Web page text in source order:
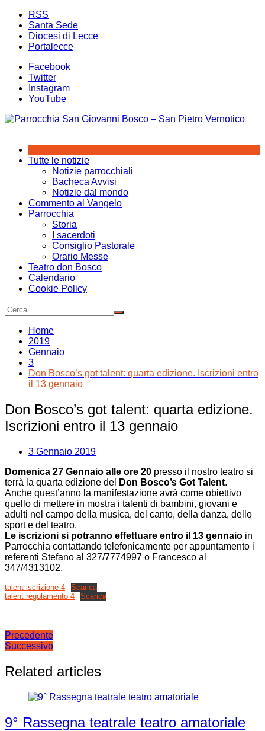
Salta
contenuto
RSS
Santa Sede
Diocesi di Lecce
Portalecce
Facebook
Twitter
Instagram
YouTube
Tutte le notizie
Notizie parrocchiali
Bacheca Avvisi
Notizie dal mondo
Commento al Vangelo
Parrocchia
Storia
I sacerdoti
Consiglio Pastorale
Orario Messe
Teatro don Bosco
Calendario
Cookie Policy
Home
2019
Gennaio
3
Don Bosco’s got talent: quarta edizione. Iscrizioni entro
il 13 gennaio
Don Bosco’s got talent: quarta edizione.
Iscrizioni entro il 13 gennaio
3 Gennaio 2019
Domenica 27 Gennaio alle ore 20 presso il nostro teatro si
terrà la quarta edizione del
Don Bosco’s Got Talent.
Anche quest’anno la manifestazione avrà come obiettivo
quello di mettere in mostra i talenti di bambini, giovani e
adulti nel campo della musica, del canto, della danza, dello
sport e del teatro.
Le iscrizioni si potranno effettuare entro il 13 gennaio in
Parrocchia contattando telefonicamente per appuntamento i
referenti Stefano al 327/7774997 o Francesco al
347/4313102.
talent iscrizione 4
Scarica
talent regolamento 4
Scarica
Navigazione
articoli
Precedente
Successivo
Related articles
9° Rassegna teatrale teatro amatoriale